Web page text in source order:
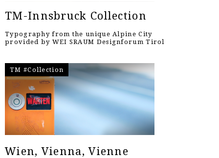
TM-Innsbruck Collection
Typography from the unique Alpine City
provided by WEI SRAUM Designforum Tirol
TM #Collection
Wien, Vienna, Vienne